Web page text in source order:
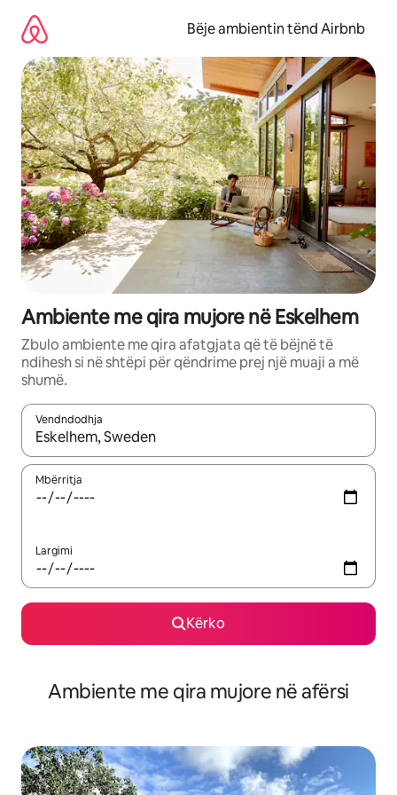
përmbajtja
Bëje ambientin tënd Airbnb
Ambiente me qira mujore në Eskelhem
Zbulo ambiente me qira afatgjata që të bëjnë të
ndihesh si në shtëpi për qëndrime prej një muaji a më
shumë.
Vendndodhja
Kur rezultatet të jenë të disponueshme, lëviz me butonat e
Mbërritja
Largimi
Kërko
Ambiente me qira mujore në afërsi